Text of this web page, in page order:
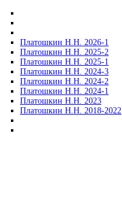
Платошкин Н.Н. 2026-1
Платошкин Н.Н. 2025-2
Платошкин Н.Н. 2025-1
Платошкин Н.Н. 2024-3
Платошкин Н.Н. 2024-2
Платошкин Н.Н. 2024-1
Платошкин Н.Н. 2023
Платошкин Н.Н. 2018-2022